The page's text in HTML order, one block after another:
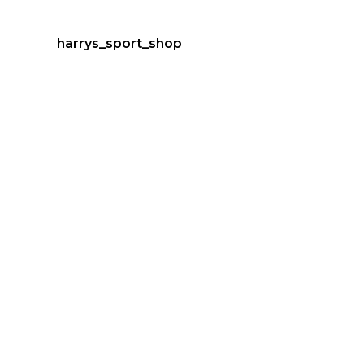
harrys_sport_shop